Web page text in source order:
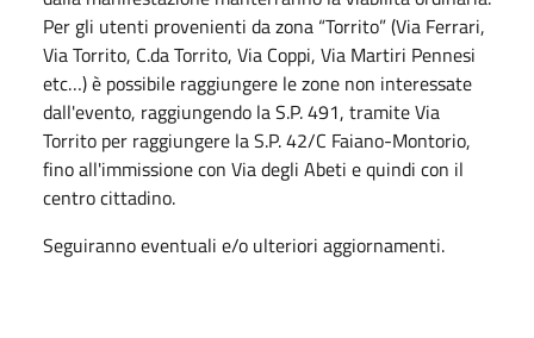
Per gli utenti provenienti da zona “Torrito” (Via Ferrari,
Via Torrito, C.da Torrito, Via Coppi, Via Martiri Pennesi
etc…) è possibile raggiungere le zone non interessate
dall'evento, raggiungendo la S.P. 491, tramite Via
Torrito per raggiungere la S.P. 42/C Faiano-Montorio,
fino all'immissione con Via degli Abeti e quindi con il
centro cittadino.
Seguiranno eventuali e/o ulteriori aggiornamenti.